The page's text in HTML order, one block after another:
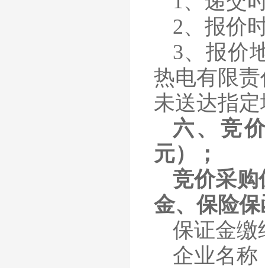
2、 报价
3、 报价
热电有限
未送达指
六、 竞
元）；
竞价采购
金、保险
保证金缴
企业名称